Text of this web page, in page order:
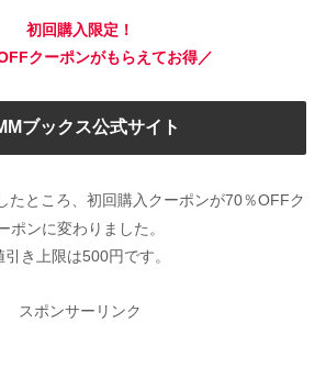
初回購入限定！
クーポンがもらえてお得／
ブックス公式サイト
たところ、初回購入クーポンが70％OFFク
ポンに変わりました。
引き上限は500円です。
スポンサーリンク